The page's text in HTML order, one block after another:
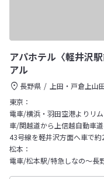
アパホテル〈軽井沢
アル
長野県 上田・戸倉上山
東京：
電車/横浜・羽田空港よりリ
車/関越道から上信越自動車
43号線を軽井沢方面へ車で約
松本：
電車/松本駅/特急しなの〜長